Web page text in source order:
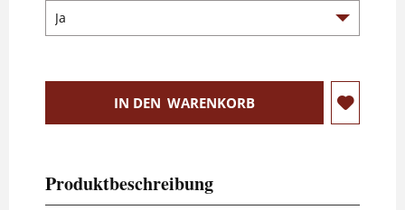
IN DEN WARENKORB
Produktbeschreibung